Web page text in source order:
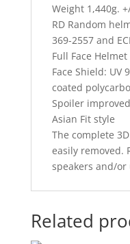
Weight 1,440g.
RD Random
369-2557 and
Full Face Helmet
Face Shield: UV
coated
Spoiler
Asian Fit style
The complete
easily removed.
speakers and/or
Related